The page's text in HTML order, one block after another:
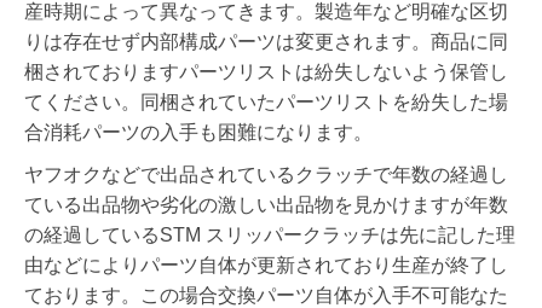
産時期によって異なってきます。製造年など明確な区切
りは存在せず内部構成パーツは変更されます。 商品に同
梱されておりますパーツリストは紛失しないよう保管し
てください。同梱されていたパーツリストを紛失した場
合消耗パーツの入手も困難になります。
ヤフオクなどで出品されているクラッチで年数の経過し
ている出品物や劣化の激しい出品物を見かけますが年数
の経過しているSTM スリッパークラッチは先に記した理
由などによりパーツ自体が更新されており生産が終了し
ております。この場合交換パーツ自体が入手不可能なた